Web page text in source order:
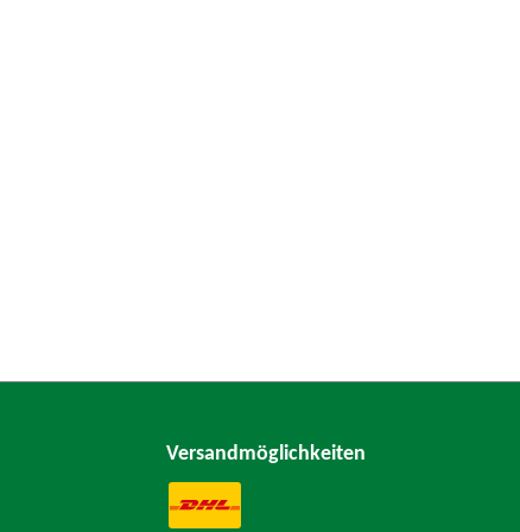
Versandmöglichkeiten